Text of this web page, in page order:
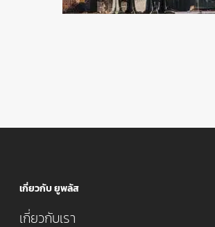
เกี่ยวกับ ยูพลัส
เกี่ยวกับเรา